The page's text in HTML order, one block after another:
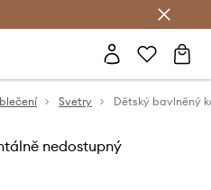
Svetry
nedostupný